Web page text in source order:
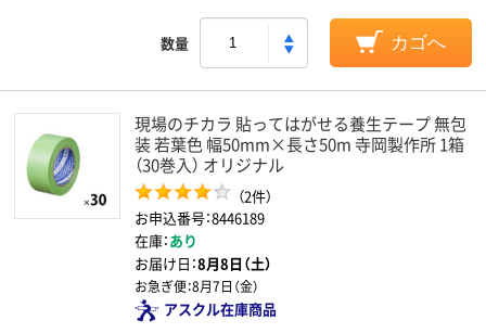
数量 カゴへ
現場のチカラ 貼ってはがせる養生テープ 無包
装 若葉色 幅50mm×長さ50m 寺岡製作所 1箱
（30巻入） オリジナル
（2件）
お申込番号：8446189
在庫：あり
お届け日：8月8日（土）
お急ぎ便：8月7日（金）
アスクル在庫商品